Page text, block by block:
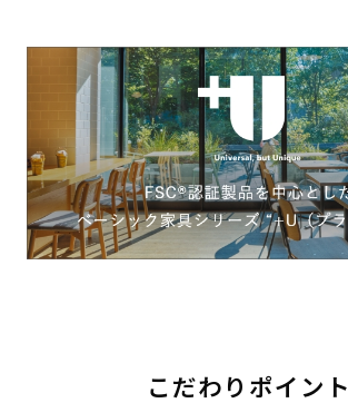
こだわりポイント